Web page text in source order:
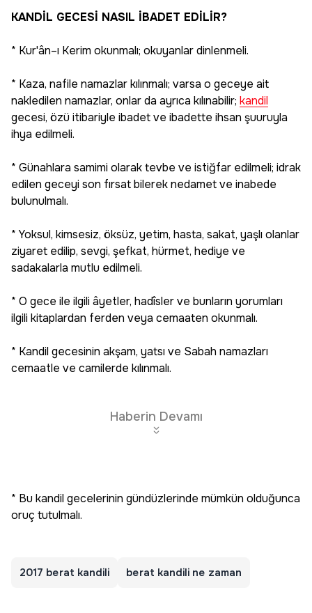
KANDİL GECESİ NASIL İBADET EDİLİR?
* Kur'ân–ı Kerim okunmalı; okuyanlar dinlenmeli.
* Kaza, nafile namazlar kılınmalı; varsa o geceye ait
nakledilen namazlar, onlar da ayrıca kılınabilir; kandil
gecesi, özü itibariyle ibadet ve ibadette ihsan şuuruyla
ihya edilmeli.
* Günahlara samimi olarak tevbe ve istiğfar edilmeli; idrak
edilen geceyi son fırsat bilerek nedamet ve inabede
bulunulmalı.
* Yoksul, kimsesiz, öksüz, yetim, hasta, sakat, yaşlı olanlar
ziyaret edilip, sevgi, şefkat, hürmet, hediye ve
sadakalarla mutlu edilmeli.
* O gece ile ilgili âyetler, hadîsler ve bunların yorumları
ilgili kitaplardan ferden veya cemaaten okunmalı.
* Kandil gecesinin akşam, yatsı ve Sabah namazları
cemaatle ve camilerde kılınmalı.
Haberin Devamı
* Bu kandil gecelerinin gündüzlerinde mümkün olduğunca
oruç tutulmalı.
2017 berat kandili berat kandili ne zaman